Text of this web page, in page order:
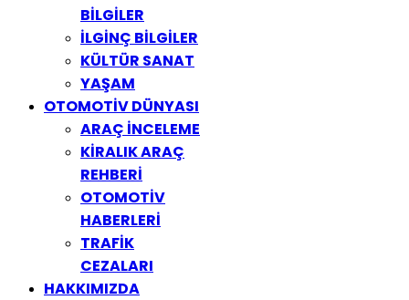
BİLGİLER
İLGİNÇ BİLGİLER
KÜLTÜR SANAT
YAŞAM
OTOMOTİV DÜNYASI
ARAÇ İNCELEME
KİRALIK ARAÇ
REHBERİ
OTOMOTİV
HABERLERİ
TRAFİK
CEZALARI
HAKKIMIZDA